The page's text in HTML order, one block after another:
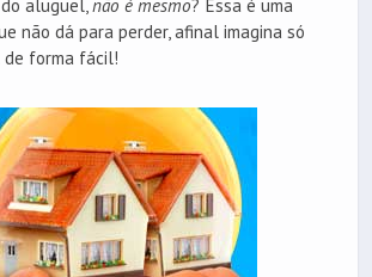
aluguel,não é mesmo? Essa é uma
não dá para perder, afinal imagina só
de forma fácil!